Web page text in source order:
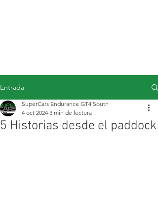
Entrada
5 Historias desde el paddock
SuperCars Endurance GT4 South
4 oct 2024 3 min de lectura